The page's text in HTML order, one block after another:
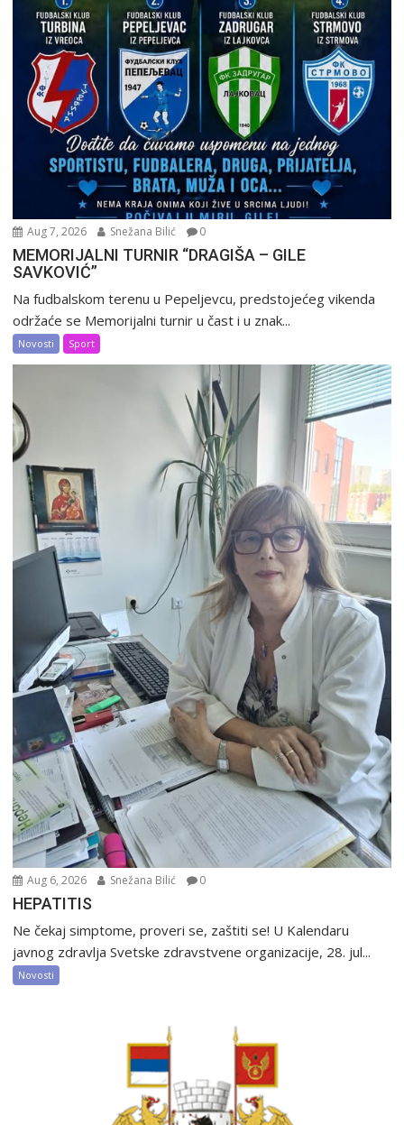
Aug 7, 2026 Snežana Bilić 0
MEMORIJALNI TURNIR “DRAGIŠA – GILE
SAVKOVIĆ”
Na fudbalskom terenu u Pepeljevcu, predstojećeg vikenda
održaće se Memorijalni turnir u čast i u znak...
Novosti Sport
Aug 6, 2026 Snežana Bilić 0
HEPATITIS
Ne čekaj simptome, proveri se, zaštiti se! U Kalendaru
javnog zdravlja Svetske zdravstvene organizacije, 28. jul...
Novosti